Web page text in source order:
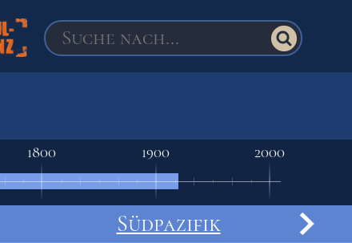
1800 1900 2000
Südpazifik